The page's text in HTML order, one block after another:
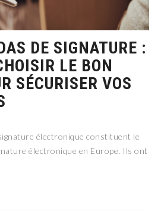
DE SIGNATURE :
LE BON
SÉCURISER VOS
électronique constituent le
électronique en Europe. Ils ont